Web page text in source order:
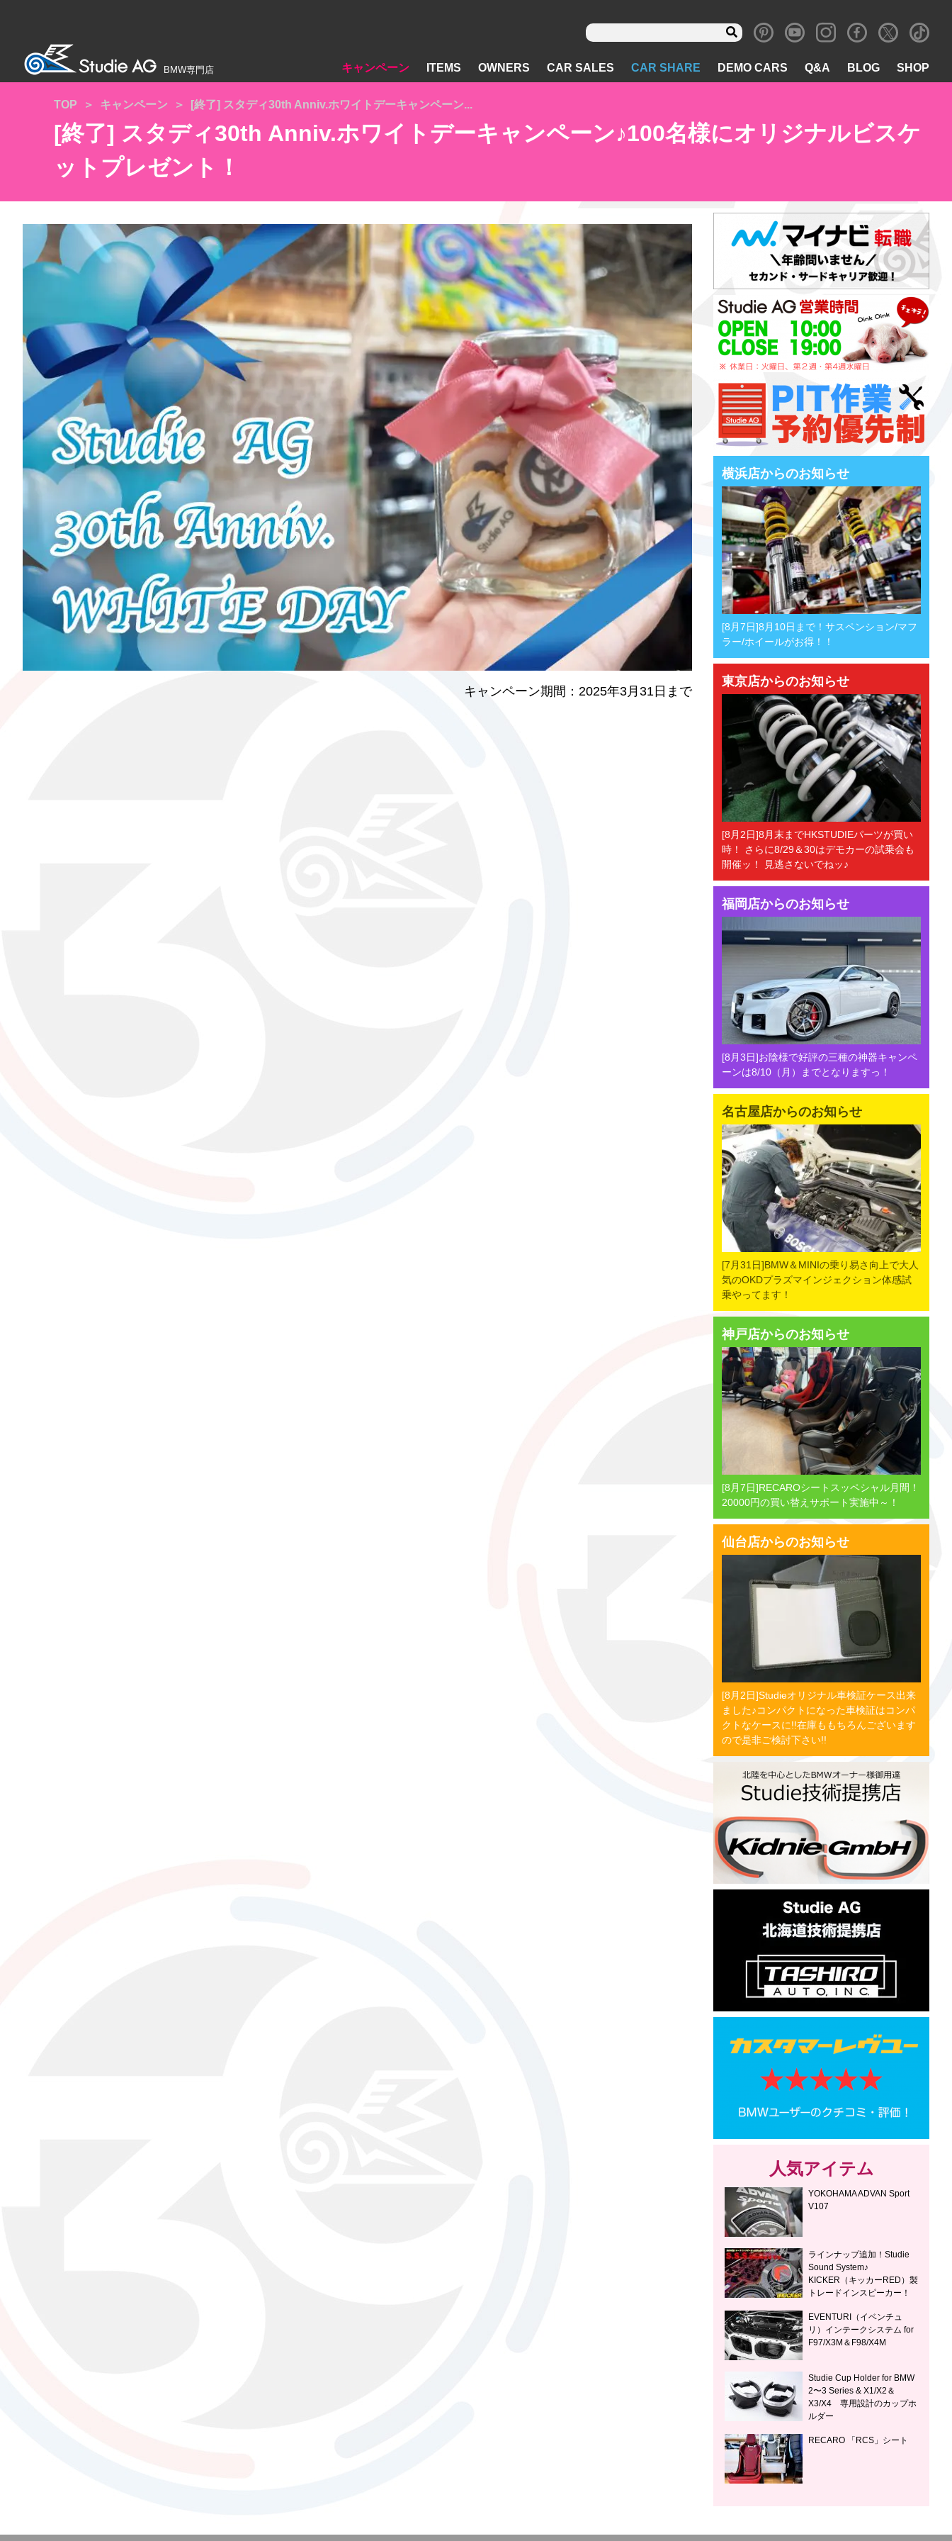
BMW専門店 キャンペーン ITEMS OWNERS CAR SALES CAR SHARE DEMO CARS Q&A BLOG SHOP
TOP キャンペーン [終了] スタディ30th Anniv.ホワイトデーキャンペーン...
[終了] スタディ30th Anniv.ホワイトデーキャンペーン♪100名様にオリジナルビスケ
ットプレゼント！
キャンペーン期間：2025年3月31日まで
横浜店からのお知らせ
[8月7日]8月10日まで！サスペンション/マフ
ラー/ホイールがお得！！
東京店からのお知らせ
[8月2日]8月末までHKSTUDIEパーツが買い
時！ さらに8/29＆30はデモカーの試乗会も
開催ッ！ 見逃さないでねッ♪
福岡店からのお知らせ
[8月3日]お陰様で好評の三種の神器キャンペ
ーンは8/10（月）までとなりますっ！
名古屋店からのお知らせ
[7月31日]BMW＆MINIの乗り易さ向上で大人
気のOKDプラズマインジェクション体感試
乗やってます！
神戸店からのお知らせ
[8月7日]RECAROシートスッペシャル月間！
20000円の買い替えサポート実施中～！
仙台店からのお知らせ
[8月2日]Studieオリジナル車検証ケース出来
ました♪コンパクトになった車検証はコンパ
クトなケースに!!在庫ももちろんございます
ので是非ご検討下さい!!
人気アイテム
YOKOHAMA ADVAN Sport
V107
ラインナップ追加！Studie
Sound System♪
KICKER（キッカーRED）製
トレードインスピーカー！
EVENTURI（イベンチュ
リ）インテークシステム for
F97/X3M＆F98/X4M
Studie Cup Holder for BMW
2〜3 Series & X1/X2＆
X3/X4 専用設計のカップホ
ルダー
RECARO 「RCS」シート